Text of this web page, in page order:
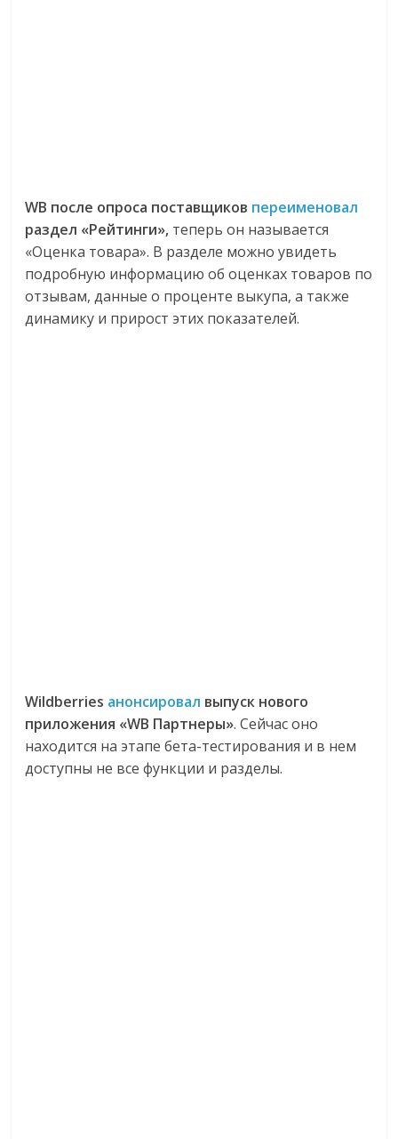
WB после опроса поставщиков переименовал
раздел «Рейтинги», теперь он называется
«Оценка товара». В разделе можно увидеть
подробную информацию об оценках товаров по
отзывам, данные о проценте выкупа, а также
динамику и прирост этих показателей.
Wildberries анонсировал выпуск нового
приложения «WB Партнеры». Сейчас оно
находится на этапе бета-тестирования и в нем
доступны не все функции и разделы.